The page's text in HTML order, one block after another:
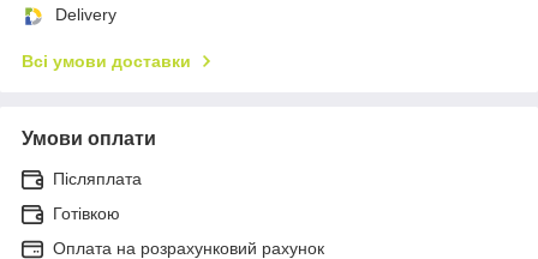
Delivery
Всі умови доставки
Умови оплати
Післяплата
Готівкою
Оплата на розрахунковий рахунок